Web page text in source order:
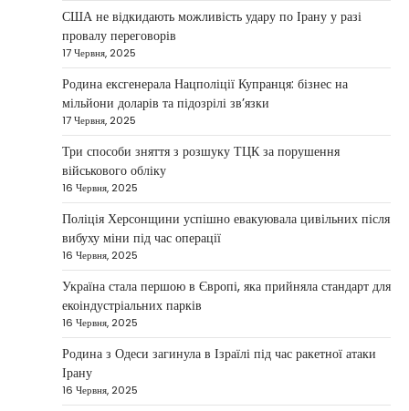
Taisiya Kovalchuk 5 Березня, 2026
Дубай протягом багатьох років утримує статус
одного з найбільш привабливих міжнародних
центрів для ведення бізнесу…
НОВИНИ
Головні новини ранку 4 березня:
дрони, Іран, фронт і заяви Європи
Taisiya Kovalchuk
Україна може долучитися до посилення систем
протидії іранським дронам на Близькому Сході,
новим верховним лідером…
НОВИНИ
Зеленський заявив про готовність
України допомогти стабілізувати
Близький Схід
Taisiya Kovalchuk 4 Березня, 2026
Президент України Володимир Зеленський
США не відкидають можливість удару по Ірану у разі
провалу переговорів
17 Червня, 2025
Родина ексгенерала Нацполіції Купранця: бізнес на
мільйони доларів та підозрілі зв’язки
17 Червня, 2025
Три способи зняття з розшуку ТЦК за порушення
військового обліку
16 Червня, 2025
Поліція Херсонщини успішно евакуювала цивільних після
вибуху міни під час операції
16 Червня, 2025
Україна стала першою в Європі, яка прийняла стандарт для
екоіндустріальних парків
16 Червня, 2025
Родина з Одеси загинула в Ізраїлі під час ракетної атаки
Ірану
16 Червня, 2025